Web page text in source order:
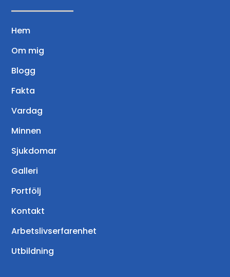
Hem
Om mig
Blogg
Fakta
Vardag
Minnen
Sjukdomar
Galleri
Portfölj
Kontakt
Arbetslivserfarenhet
Utbildning